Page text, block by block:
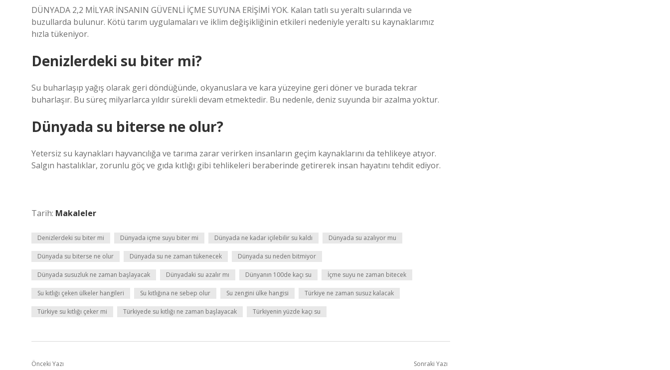
DÜNYADA 2,2 MİLYAR İNSANIN GÜVENLİ İÇME SUYUNA ERİŞİMİ YOK. Kalan tatlı su yeraltı sularında ve
buzullarda bulunur. Kötü tarım uygulamaları ve iklim değişikliğinin etkileri nedeniyle yeraltı su kaynaklarımız
hızla tükeniyor.
Denizlerdeki su biter mi?
Su buharlaşıp yağış olarak geri döndüğünde, okyanuslara ve kara yüzeyine geri döner ve burada tekrar
buharlaşır. Bu süreç milyarlarca yıldır sürekli devam etmektedir. Bu nedenle, deniz suyunda bir azalma yoktur.
Dünyada su biterse ne olur?
Yetersiz su kaynakları hayvancılığa ve tarıma zarar verirken insanların geçim kaynaklarını da tehlikeye atıyor.
Salgın hastalıklar, zorunlu göç ve gıda kıtlığı gibi tehlikeleri beraberinde getirerek insan hayatını tehdit ediyor.
Tarih: Makaleler
Denizlerdeki su biter mi Dünyada içme suyu biter mi Dünyada ne kadar içilebilir su kaldı Dünyada su azalıyor mu
Dünyada su biterse ne olur Dünyada su ne zaman tükenecek Dünyada su neden bitmiyor
Dünyada susuzluk ne zaman başlayacak Dünyadaki su azalır mı Dünyanın 100de kaçı su İçme suyu ne zaman bitecek
Su kıtlığı çeken ülkeler hangileri Su kıtlığına ne sebep olur Su zengini ülke hangisi Türkiye ne zaman susuz kalacak
Türkiye su kıtlığı çeker mi Türkiyede su kıtlığı ne zaman başlayacak Türkiyenin yüzde kaçı su
Önceki Yazı Sonraki Yazı